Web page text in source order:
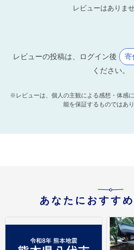
レビューはありませ
レビューの投稿は、ログイン後 寄
ください。
※レビューは、個人の主観による感想・体感
能を保証するものではあり
あなたにおすす